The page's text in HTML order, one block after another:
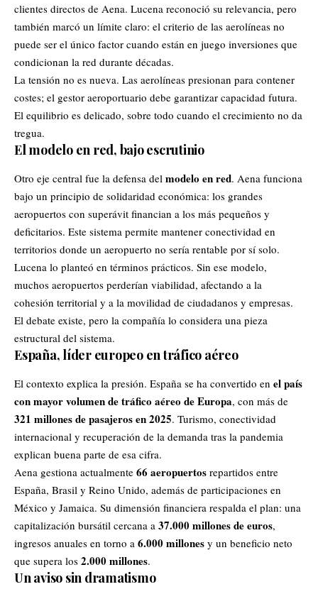
clientes directos de Aena. Lucena reconoció su relevancia, pero
también marcó un límite claro: el criterio de las aerolíneas no
puede ser el único factor cuando están en juego inversiones que
condicionan la red durante décadas.
La tensión no es nueva. Las aerolíneas presionan para contener
costes; el gestor aeroportuario debe garantizar capacidad futura.
El equilibrio es delicado, sobre todo cuando el crecimiento no da
tregua.
El modelo en red, bajo escrutinio
Otro eje central fue la defensa del modelo en red. Aena funciona
bajo un principio de solidaridad económica: los grandes
aeropuertos con superávit financian a los más pequeños y
deficitarios. Este sistema permite mantener conectividad en
territorios donde un aeropuerto no sería rentable por sí solo.
Lucena lo planteó en términos prácticos. Sin ese modelo,
muchos aeropuertos perderían viabilidad, afectando a la
cohesión territorial y a la movilidad de ciudadanos y empresas.
El debate existe, pero la compañía lo considera una pieza
estructural del sistema.
España, líder europeo en tráfico aéreo
El contexto explica la presión. España se ha convertido en el país
con mayor volumen de tráfico aéreo de Europa, con más de
321 millones de pasajeros en 2025. Turismo, conectividad
internacional y recuperación de la demanda tras la pandemia
explican buena parte de esa cifra.
Aena gestiona actualmente 66 aeropuertos repartidos entre
España, Brasil y Reino Unido, además de participaciones en
México y Jamaica. Su dimensión financiera respalda el plan: una
capitalización bursátil cercana a 37.000 millones de euros,
ingresos anuales en torno a 6.000 millones y un beneficio neto
que supera los 2.000 millones.
Un aviso sin dramatismo